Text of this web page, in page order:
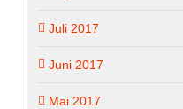
Juli 2017
Juni 2017
Mai 2017